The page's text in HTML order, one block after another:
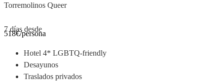
Torremolinos Queer
7 días desde
518€/persona
Hotel 4* LGBTQ-friendly
Desayunos
Traslados privados